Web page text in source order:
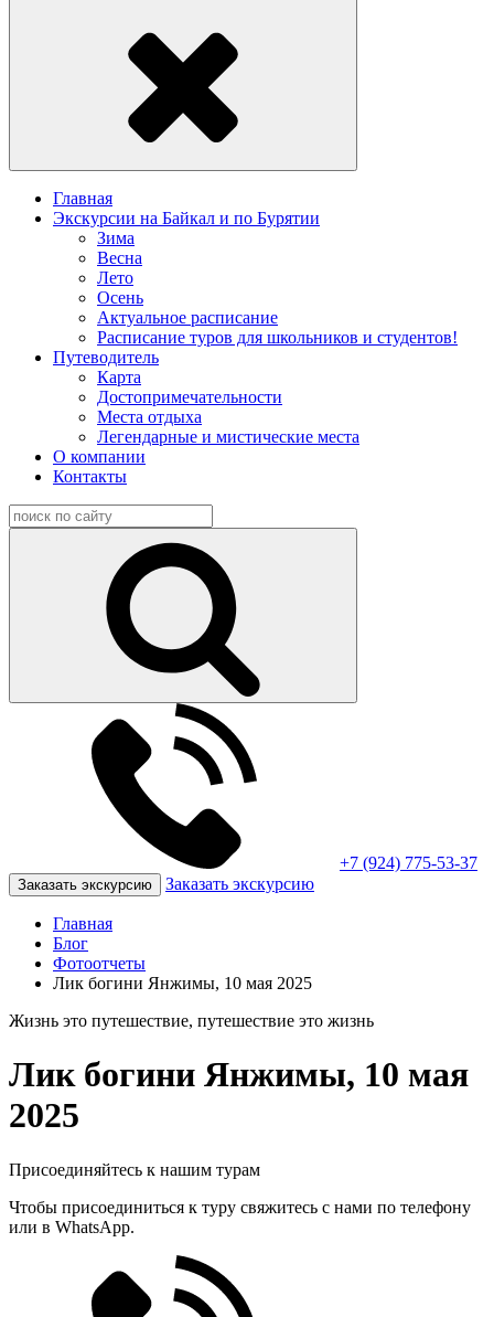
Главная
Экскурсии на Байкал и по Бурятии
Зима
Весна
Лето
Осень
Актуальное расписание
Расписание туров для школьников и студентов!
Путеводитель
Карта
Достопримечательности
Места отдыха
Легендарные и мистические места
О компании
Контакты
+7 (924) 775-53-37
Заказать экскурсию Заказать экскурсию
Главная
Блог
Фотоотчеты
Лик богини Янжимы, 10 мая 2025
Жизнь это путешествие, путешествие это жизнь
Лик богини Янжимы, 10 мая
2025
Присоединяйтесь к нашим турам
Чтобы присоединиться к туру свяжитесь с нами по телефону
или в WhatsApp.